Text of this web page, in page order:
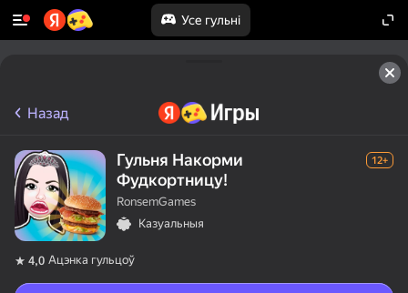
Усе гульні
Назад
Гульня Накорми
Фудкортницу!
12+
RonsemGames
Казуальныя
4,0 Ацэнка гульцоў